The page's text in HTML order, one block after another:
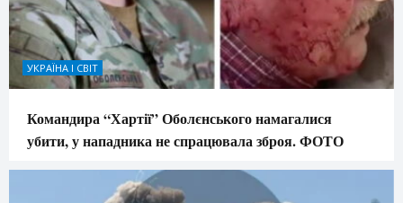
УКРАЇНА І СВІТ
Командира “Хартії” Оболєнського намагалися
убити, у нападника не спрацювала зброя. ФОТО